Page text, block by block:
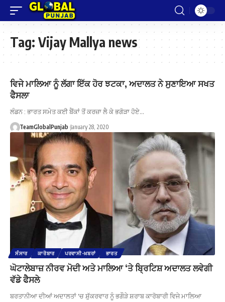
Tag: Vijay Mallya news
ਵਿਜੇ ਮਾਲਿਆ ਨੂੰ ਲੱਗਾ ਇੱਕ ਹੋਰ ਝਟਕਾ, ਅਦਾਲਤ ਨੇ ਸੁਣਾਇਆ ਸਖਤ
ਫੈਸਲਾ
ਲੰਡਨ : ਭਾਰਤ ਸਮੇਤ ਕਈ ਬੈਂਕਾਂ ਤੋਂ ਕਰਜ਼ਾ ਲੈ ਕੇ ਭਗੋੜਾ ਹੋਏ…
TeamGlobalPunjab January 28, 2020
ਸੰਸਾਰ ਕਾਰੋਬਾਰ ਪਰਵਾਸੀ-ਖ਼ਬਰਾਂ ਭਾਰਤ
ਘੋਟਾਲੇਬਾਜ਼ ਨੀਰਵ ਮੋਦੀ ਅਤੇ ਮਾਲਿਆ ‘ਤੇ ਬ੍ਰਿਟਿਸ਼ ਅਦਾਲਤ ਲਵੇਗੀ
ਵੱਡੇ ਫੈਸਲੇ
ਬਰਤਾਨੀਆ ਦੀਆਂ ਅਦਾਲਤਾਂ 'ਚ ਸ਼ੁੱਕਰਵਾਰ ਨੂੰ ਭਗੌੜੇ ਸ਼ਰਾਬ ਕਾਰੋਬਾਰੀ ਵਿਜੇ ਮਾਲਿਆ